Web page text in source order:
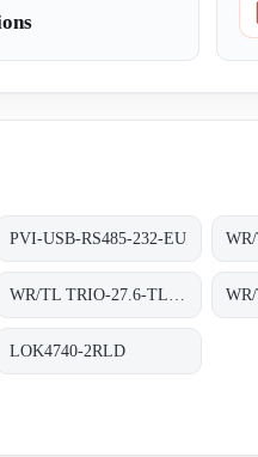
PVI-USB-RS485-232-EU
LOK4740-2RLD